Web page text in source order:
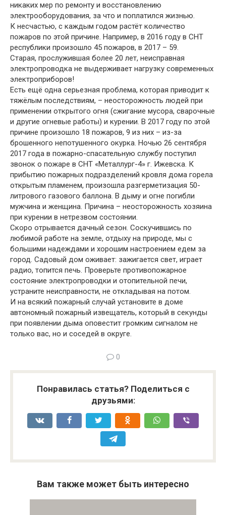
никаких мер по ремонту и восстановлению
электрооборудования, за что и поплатился жизнью.
К несчастью, с каждым годом растёт количество
пожаров по этой причине. Например, в 2016 году в СНТ
республики произошло 45 пожаров, в 2017 – 59.
Старая, прослужившая более 20 лет, неисправная
электропроводка не выдерживает нагрузку современных
электроприборов!
Есть ещё одна серьезная проблема, которая приводит к
тяжёлым последствиям, – неосторожность людей при
применении открытого огня (сжигание мусора, сварочные
и другие огневые работы) и курении. В 2017 году по этой
причине произошло 18 пожаров, 9 из них – из-за
брошенного непотушенного окурка. Ночью 26 сентября
2017 года в пожарно-спасательную службу поступил
звонок о пожаре в СНТ «Металлург-4» г. Ижевска. К
прибытию пожарных подразделений кровля дома горела
открытым пламенем, произошла разгерметизация 50-
литрового газового баллона. В дыму и огне погибли
мужчина и женщина. Причина – неосторожность хозяина
при курении в нетрезвом состоянии.
Скоро отрывается дачный сезон. Соскучившись по
любимой работе на земле, отдыху на природе, мы с
большими надеждами и хорошим настроением едем за
город. Садовый дом оживает: зажигается свет, играет
радио, топится печь. Проверьте противопожарное
состояние электропроводки и отопительной печи,
устраните неисправности, не откладывая на потом.
И на всякий пожарный случай установите в доме
автономный пожарный извещатель, который в секунды
при появлении дыма оповестит громким сигналом не
только вас, но и соседей в округе.
0
Понравилась статья? Поделиться с
друзьями:
Вам также может быть интересно